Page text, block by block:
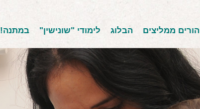
הורים ממליצים הבלוג לימודי "שונישין" במתנה!